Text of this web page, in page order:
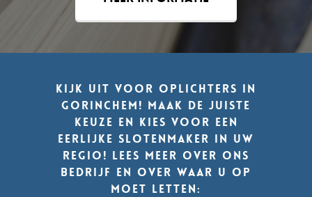
Kijk uit voor oplichters in
Gorinchem! Maak de juiste
keuze en kies voor een
eerlijke slotenmaker in uw
regio! Lees meer over ons
bedrijf en over waar u op
moet letten: